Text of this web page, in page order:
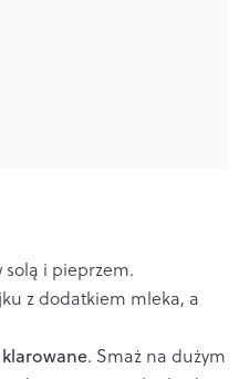
solą i pieprzem.
z dodatkiem mleka, a
klarowane. Smaż na dużym